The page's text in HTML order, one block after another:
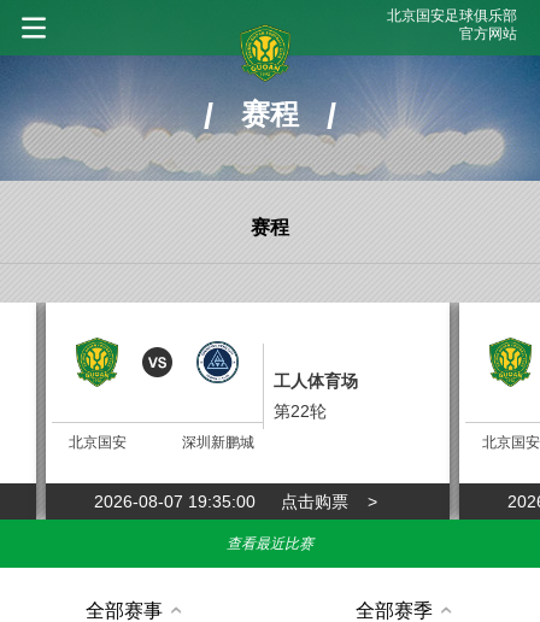
北京国安足球俱乐部
官方网站
/ 赛程 /
赛程
北京国安 深圳新鹏城
工人体育场
第22轮
2026-08-07 19:35:00 点击购票 >
北京国安
查看最近比赛
全部赛事 全部赛季